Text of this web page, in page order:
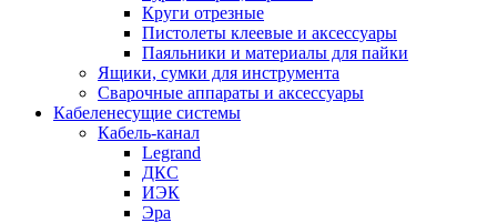
Круги отрезные
Пистолеты клеевые и аксессуары
Паяльники и материалы для пайки
Ящики, сумки для инструмента
Сварочные аппараты и аксессуары
Кабеленесущие системы
Кабель-канал
Legrand
ДКС
ИЭК
Эра